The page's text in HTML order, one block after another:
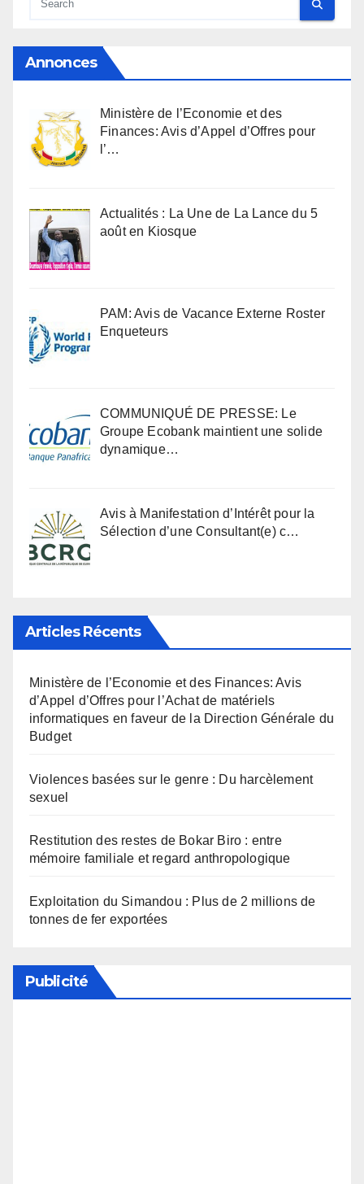
Annonces
Ministère de l’Economie et des
Finances: Avis d’Appel d’Offres pour
l’…
Actualités : La Une de La Lance du 5
août en Kiosque
PAM: Avis de Vacance Externe Roster
Enqueteurs
COMMUNIQUÉ DE PRESSE: Le
Groupe Ecobank maintient une solide
dynamique…
Avis à Manifestation d’Intérêt pour la
Sélection d’une Consultant(e) c…
Articles Récents
Ministère de l’Economie et des Finances: Avis
d’Appel d’Offres pour l’Achat de matériels
informatiques en faveur de la Direction Générale du
Budget
Violences basées sur le genre : Du harcèlement
sexuel
Restitution des restes de Bokar Biro : entre
mémoire familiale et regard anthropologique
Exploitation du Simandou : Plus de 2 millions de
tonnes de fer exportées
Publicité